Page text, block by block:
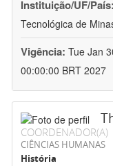
Instituição/UF/País:
Tecnológica de
Vigência: Tue Jan
00:00:00 BRT 2027
COORDENADOR(A)
CIÊNCIAS HUMANAS
História